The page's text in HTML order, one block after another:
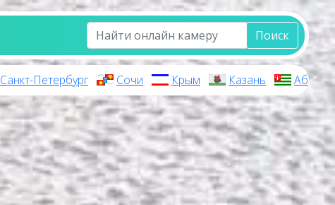
Поиск
Санкт-Петербург Сочи Крым Казань